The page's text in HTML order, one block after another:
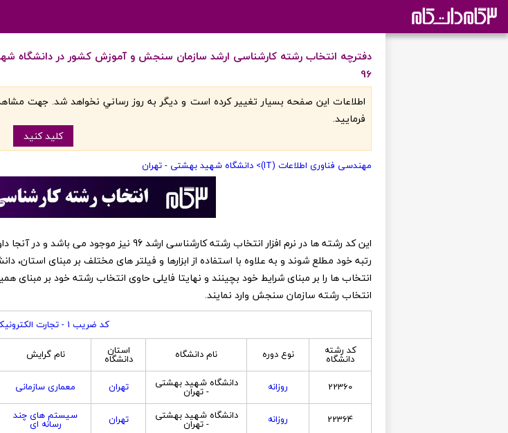
96
اطلاعات اين صفحه بسيار تغيير کرده است و ديگر به روز رساني نخواهد شد. جهت
فرماييد.
کليد کنيد
مهندسی فناوری اطلاعات (IT) > دانشگاه شهید بهشتی - تهران
‏این کد رشته ها در نرم افزار انتخاب رشته
رتبه خود مطلع شوند و به علاوه با استفاده از ابزارها و فیلتر های مختلف بر مبنای
انتخاب ها را بر مبنای شرایط خود بچینند و نهایتا فایلی حاوی انتخاب رشته خود بر
انتخاب رشته سازمان سنجش وارد نمایند.
کد ضریب 1 - تجارت الکترونیک و IT
کد رشته
دانشگاه نوع دوره نام دانشگاه استان
دانشگاه نام گرایش
22360 روزانه دانشگاه شهید بهشتی
- تهران تهران معماری سازمانی
22364 روزانه دانشگاه شهید بهشتی
- تهران تهران سیستم های چند
رسانه ای